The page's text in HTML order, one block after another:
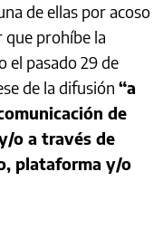
de ellas por acoso
que prohíbe la
el pasado 29 de
de la difusión “a
de
o a través de
plataforma y/o